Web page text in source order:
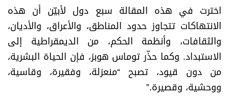
اخترت في هذه المقالة سبع دول لأبيّن أن هذه
الانتهاكات تتجاوز حدود المناطق، والأعراق، والأديان،
والثقافات، وأنظمة الحكم، من الديمقراطية إلى
الاستبداد. وكما حذّر توماس هوبز، فإن الحياة البشرية،
من دون قيود، تصبح “منعزلة، وفقيرة، وقاسية،
ووحشية، وقصيرة.”